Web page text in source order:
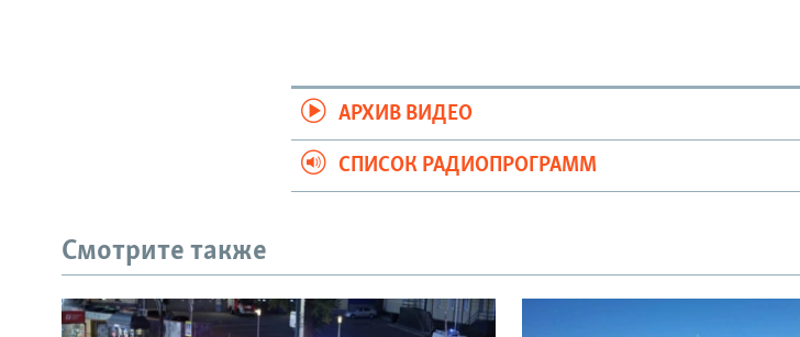
АРХИВ ВИДЕО
СПИСОК РАДИОПРОГРАММ
Смотрите также